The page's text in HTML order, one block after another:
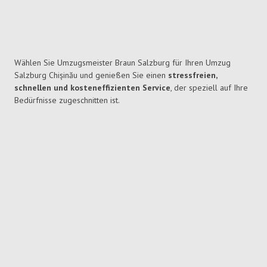
Wählen Sie Umzugsmeister Braun Salzburg für Ihren Umzug
Salzburg Chișinău und genießen Sie einen stressfreien,
schnellen und kosteneffizienten Service, der speziell auf Ihre
Bedürfnisse zugeschnitten ist.